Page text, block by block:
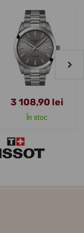
3 108,90 lei
În stoc